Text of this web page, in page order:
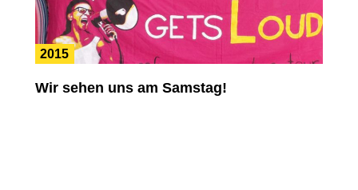
2015
Wir sehen uns am Samstag!